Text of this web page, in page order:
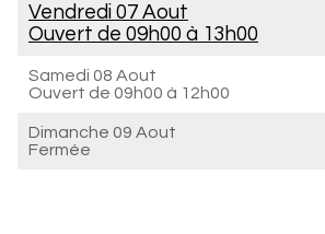
Vendredi 07 Aout
Ouvert de 09h00 à 13h00
Samedi 08 Aout
Ouvert de 09h00 à 12h00
Dimanche 09 Aout
Fermée